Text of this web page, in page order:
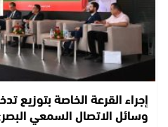
إجراء القرعة الخاصة بتوزيع
وسائل الاتصال السمعي